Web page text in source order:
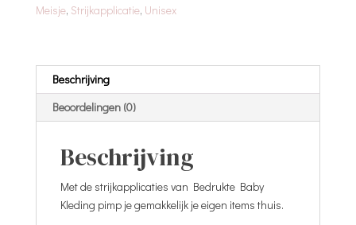
Meisje, Strijkapplicatie, Unisex
Beschrijving
Beoordelingen (0)
Beschrijving
Met de strijkapplicaties van Bedrukte Baby
Kleding pimp je gemakkelijk je eigen items thuis.